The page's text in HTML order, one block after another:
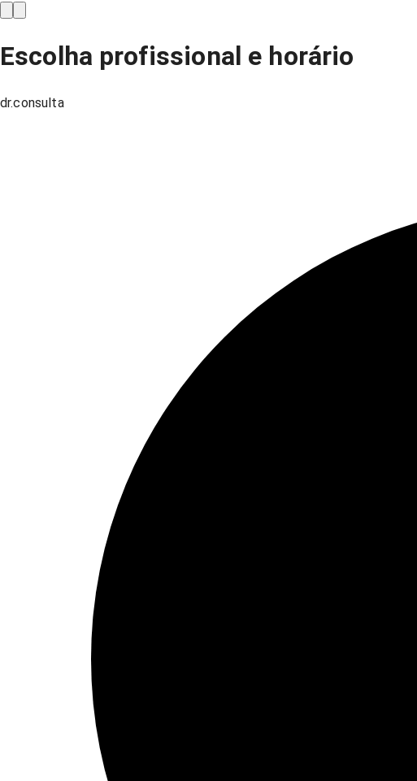
Escolha profissional e horário
dr.consulta